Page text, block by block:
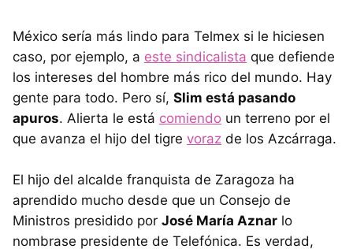
México sería más lindo para Telmex si le hiciesen
caso, por ejemplo, a este sindicalista que defiende
los intereses del hombre más rico del mundo. Hay
gente para todo. Pero sí, Slim está pasando
apuros. Alierta le está comiendo un terreno por el
que avanza el hijo del tigre voraz de los Azcárraga.
El hijo del alcalde franquista de Zaragoza ha
aprendido mucho desde que un Consejo de
Ministros presidido por José María Aznar lo
nombrase presidente de Telefónica. Es verdad,